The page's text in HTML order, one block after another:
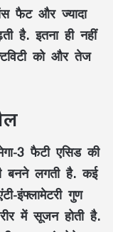
फैट और ज्यादा
है. इतना ही नहीं
को और तेज
3 फैटी एसिड की
लगती है. कई
इंफ्लामेटरी गुण
में सूजन होती है.